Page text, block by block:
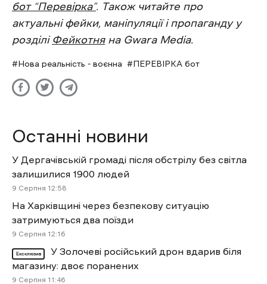
бот “Перевірка”. Також читайте про
актуальні фейки, маніпуляції і пропаганду у
розділі Фейкотняна Gwara Media.
Нова реальність - воєнна ПЕРЕВІРКА бот
Останні новини
У Дергачівській громаді після обстрілу без світла
залишилися 1900 людей
9 Cерпня 12:58
На Харківщині через безпекову ситуацію
затримуються два поїзди
9 Cерпня 12:16
Ексклюзив
У Золочеві російський дрон вдарив біля
магазину: двоє поранених
9 Cерпня 11:46